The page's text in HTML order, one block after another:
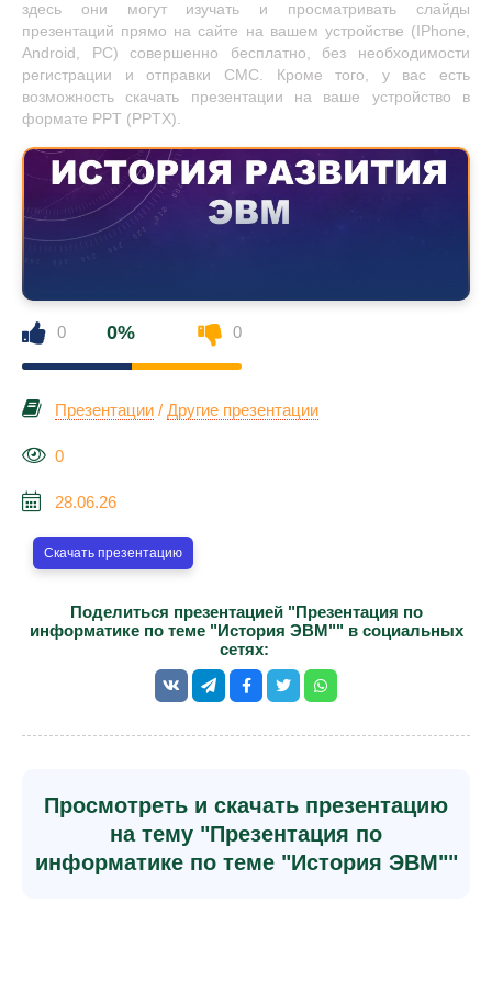
здесь они могут изучать и просматривать слайды
презентаций прямо на сайте на вашем устройстве (IPhone,
Android, PC) совершенно бесплатно, без необходимости
регистрации и отправки СМС. Кроме того, у вас есть
возможность скачать презентации на ваше устройство в
формате PPT (PPTX).
0 0% 0
Презентации / Другие презентации
0
28.06.26
Скачать презентацию
Поделиться презентацией "Презентация по
информатике по теме "История ЭВМ"" в социальных
сетях:
Просмотреть и скачать презентацию
на тему "Презентация по
информатике по теме "История ЭВМ""